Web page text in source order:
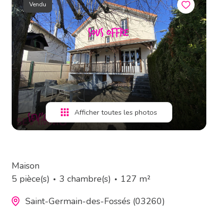
biens
vendus
estimation
alerte
e-
mail
contact
Vendu
Afficher toutes les photos
Maison
5 pièce(s)
3 chambre(s)
127 m²
Saint-Germain-des-Fossés (03260)